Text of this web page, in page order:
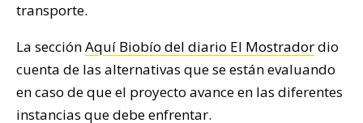
transporte.
La secciónAquí Biobío del diario El Mostradordio
cuenta de las alternativas que se están evaluando
en caso de que el proyecto avance en las diferentes
instancias que debe enfrentar.